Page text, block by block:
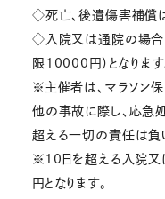
◇死亡、後遺傷害補償
◇入院又は通院の場合
限10000円）となります
※主催者は、マラソン
他の事故に際し、応急
超える一切の責任は負
※10日を超える入院
円となります。